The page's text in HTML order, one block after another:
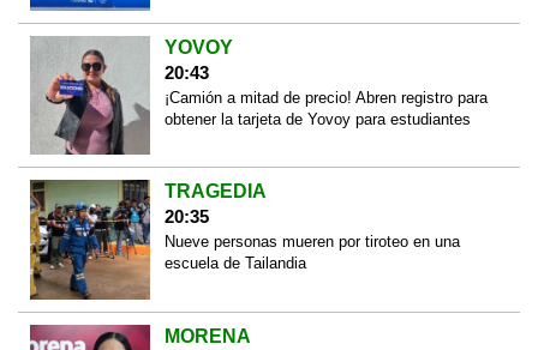
YOVOY
20:43
¡Camión a mitad de precio! Abren registro para
obtener la tarjeta de Yovoy para estudiantes
TRAGEDIA
20:35
Nueve personas mueren por tiroteo en una
escuela de Tailandia
MORENA